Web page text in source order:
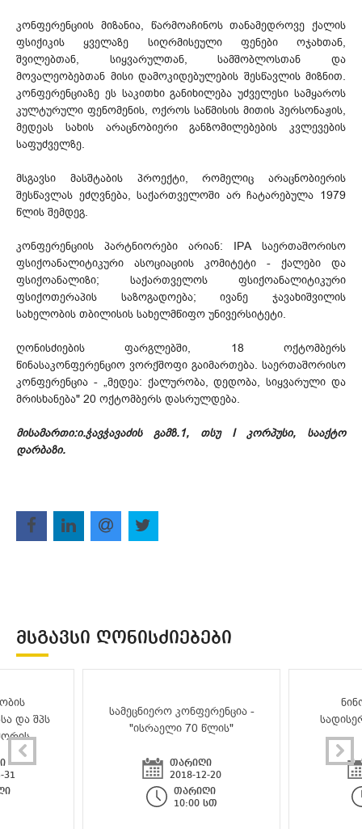
კონფერენციის მიზანია, წარმოაჩინოს თანამედროვე ქალის
ფსიქიკის ყველაზე სიღრმისეული ფენები ოჯახთან,
შვილებთან, სიყვარულთან, სამშობლოსთან და
მოვალეობებთან მისი დამოკიდებულების შესწავლის მიზნით.
კონფერენციაზე ეს საკითხი განიხილება უძველესი სამყაროს
კულტურული ფენომენის, ოქროს საწმისის მითის პერსონაჟის,
მედეას სახის არაცნობიერი განზომილებების კვლევების
საფუძველზე.
მსგავსი მასშტაბის პროექტი, რომელიც არაცნობიერის
შესწავლას ეძღვნება, საქართველოში არ ჩატარებულა 1979
წლის შემდეგ.
კონფერენციის პარტნიორები არიან: IPA საერთაშორისო
ფსიქოანალიტიკური ასოციაციის კომიტეტი - ქალები და
ფსიქოანალიზი; საქართველოს ფსიქოანალიტიკური
ფსიქოთერაპის საზოგადოება; ივანე ჯავახიშვილის
სახელობის თბილისის სახელმწიფო უნივერსიტეტი.
ღონისძიების ფარგლებში, 18 ოქტომბერს
წინასაკონფერენციო ვორქშოფი გაიმართება. საერთაშორისო
კონფერენცია - „მედეა: ქალურობა, დედობა, სიყვარული და
მრისხანება" 20 ოქტომბერს დასრულდება.
მისამართი:ი.ჭავჭავაძის გამზ.1, თსუ I კორპუსი, სააქტო
დარბაზი.
ᲛᲡᲒᲐᲕᲡᲘ ᲦᲝᲜᲘᲡᲫᲘᲔᲑᲔᲑᲘ
და შპს
31
სამეცნიერო კონფერენცია -
"ისრაელი 70 წლის"
თარიღი
2018-12-20
თარიღი
10:00 სთ